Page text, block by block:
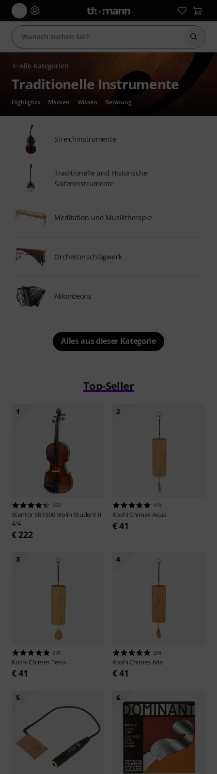
Suche
Alle Kategorien
Traditionelle Instrumente
Highlights Marken Wissen Beratung
Streichinstrumente
Traditionelle und Historische
Saiteninstrumente
Meditation und Musiktherapie
Orchesterschlagwerk
Akkordeons
Alles aus dieser Kategorie
Top-Seller
1
353
Stentor SR1500 Violin Student II
4/4
€ 222
2
419
Koshi Chimes Aqua
€ 41
3
270
Koshi Chimes Terra
€ 41
4
294
Koshi Chimes Aria
€ 41
5 6